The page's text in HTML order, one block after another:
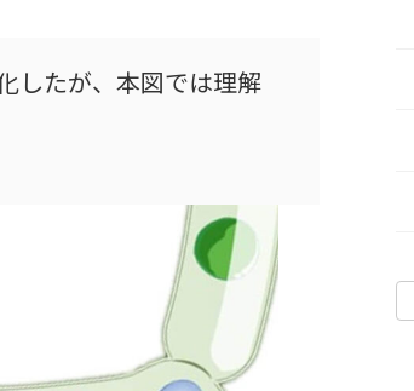
したが、本図では理解